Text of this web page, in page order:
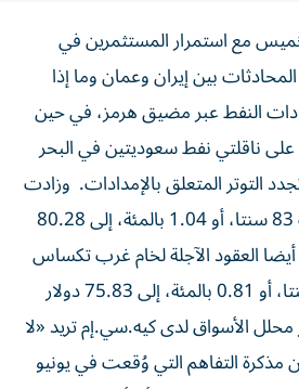
مع استمرار المستثمرين في
بين إيران وعمان وما إذا
النفط عبر مضيق هرمز، ‌في حين
ناقلتي نفط سعوديتين في البحر
التوتر المتعلق بالإمدادات. وزادت
العقود الآجلة لخام برنت 83 سنتا، ‌أو 1.04 بالمئة، إلى 80.28
العقود الآجلة لخام غرب تكساس
الوسيط الأمريكي 61 سنتا، أو 0.81 بالمئة، إلى 75.83 دولار
محلل الأسواق لدى كيه.سي.إم تريد «لا
مذكرة التفاهم التي وُقعت ‌في يونيو